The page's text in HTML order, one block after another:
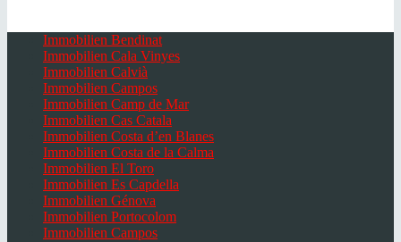
Immobilien Bendinat
Immobilien Cala Vinyes
Immobilien Calvià
Immobilien Campos
Immobilien Camp de Mar
Immobilien Cas Catala
Immobilien Costa d’en Blanes
Immobilien Costa de la Calma
Immobilien El Toro
Immobilien Es Capdella
Immobilien Génova
Immobilien Portocolom
Immobilien Campos